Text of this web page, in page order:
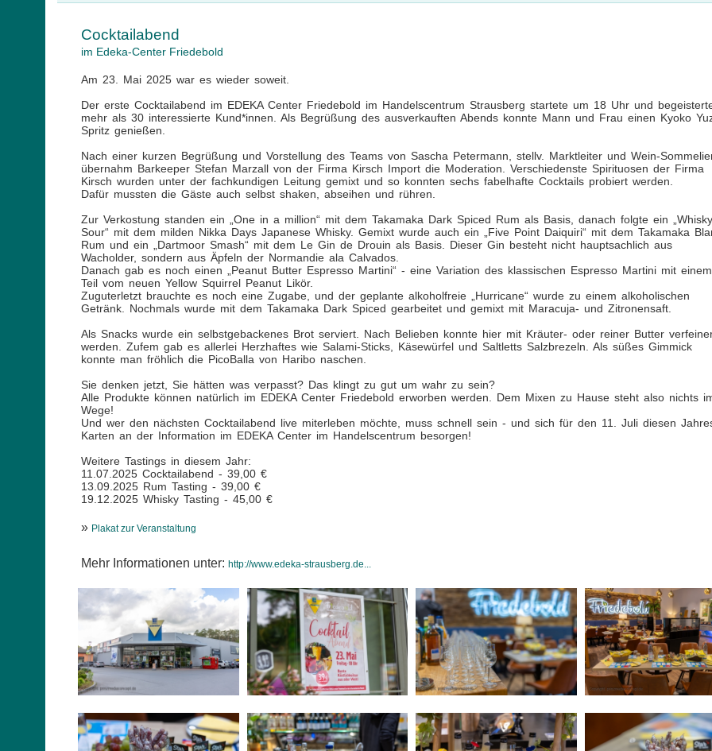
Cocktailabend
im Edeka-Center Friedebold
Am 23. Mai 2025 war es wieder soweit.
Der erste Cocktailabend im EDEKA Center Friedebold im Handelscentrum Strausberg startete um 18 Uhr und
mehr als 30 interessierte Kund*innen. Als Begrüßung des ausverkauften Abends konnte Mann und Frau einen Kyoko
Spritz genießen.
Nach einer kurzen Begrüßung und Vorstellung des Teams von Sascha Petermann, stellv. Marktleiter und Wein-
übernahm Barkeeper Stefan Marzall von der Firma Kirsch Import die Moderation. Verschiedenste Spirituosen der Firma
Kirsch wurden unter der fachkundigen Leitung gemixt und so konnten sechs fabelhafte Cocktails probiert werden.
Dafür mussten die Gäste auch selbst shaken, abseihen und rühren.
Zur Verkostung standen ein „One in a million“ mit dem Takamaka Dark Spiced Rum als Basis, danach folgte ein „Whisky
Sour“ mit dem milden Nikka Days Japanese Whisky. Gemixt wurde auch ein „Five Point Daiquiri“ mit dem Takamaka
Rum und ein „Dartmoor Smash“ mit dem Le Gin de Drouin als Basis. Dieser Gin besteht nicht hauptsachlich aus
Wacholder, sondern aus Äpfeln der Normandie ala Calvados.
Danach gab es noch einen „Peanut Butter Espresso Martini“ - eine Variation des klassischen Espresso Martini mit einem
Teil vom neuen Yellow Squirrel Peanut Likör.
Zuguterletzt brauchte es noch eine Zugabe, und der geplante alkoholfreie „Hurricane“ wurde zu einem alkoholischen
Getränk. Nochmals wurde mit dem Takamaka Dark Spiced gearbeitet und gemixt mit Maracuja- und Zitronensaft.
Als Snacks wurde ein selbstgebackenes Brot serviert. Nach Belieben konnte hier mit Kräuter- oder reiner Butter
werden. Zufem gab es allerlei Herzhaftes wie Salami-Sticks, Käsewürfel und Saltletts Salzbrezeln. Als süßes Gimmick
konnte man fröhlich die PicoBalla von Haribo naschen.
Sie denken jetzt, Sie hätten was verpasst? Das klingt zu gut um wahr zu sein?
Alle Produkte können natürlich im EDEKA Center Friedebold erworben werden. Dem Mixen zu Hause steht also nichts
Wege!
Und wer den nächsten Cocktailabend live miterleben möchte, muss schnell sein - und sich für den 11. Juli diesen
Karten an der Information im EDEKA Center im Handelscentrum besorgen!
Weitere Tastings in diesem Jahr:
11.07.2025 Cocktailabend - 39,00 €
13.09.2025 Rum Tasting - 39,00 €
19.12.2025 Whisky Tasting - 45,00 €
» Plakat zur Veranstaltung
Mehr Informationen unter: http://www.edeka-strausberg.de...